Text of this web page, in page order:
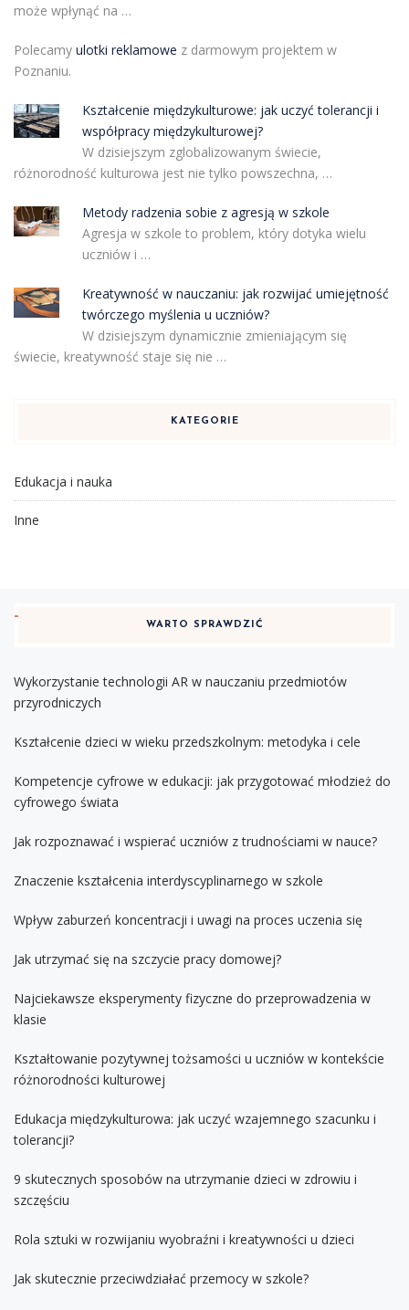
może wpłynąć na …
Polecamy ulotki reklamowe z darmowym projektem w
Poznaniu.
Kształcenie międzykulturowe: jak uczyć tolerancji i
współpracy międzykulturowej?
W dzisiejszym zglobalizowanym świecie,
różnorodność kulturowa jest nie tylko powszechna, …
Metody radzenia sobie z agresją w szkole
Agresja w szkole to problem, który dotyka wielu
uczniów i …
Kreatywność w nauczaniu: jak rozwijać umiejętność
twórczego myślenia u uczniów?
W dzisiejszym dynamicznie zmieniającym się
świecie, kreatywność staje się nie …
KATEGORIE
Edukacja i nauka
Inne
WARTO SPRAWDZIĆ
Wykorzystanie technologii AR w nauczaniu przedmiotów
przyrodniczych
Kształcenie dzieci w wieku przedszkolnym: metodyka i cele
Kompetencje cyfrowe w edukacji: jak przygotować młodzież do
cyfrowego świata
Jak rozpoznawać i wspierać uczniów z trudnościami w nauce?
Znaczenie kształcenia interdyscyplinarnego w szkole
Wpływ zaburzeń koncentracji i uwagi na proces uczenia się
Jak utrzymać się na szczycie pracy domowej?
Najciekawsze eksperymenty fizyczne do przeprowadzenia w
klasie
Kształtowanie pozytywnej tożsamości u uczniów w kontekście
różnorodności kulturowej
Edukacja międzykulturowa: jak uczyć wzajemnego szacunku i
tolerancji?
9 skutecznych sposobów na utrzymanie dzieci w zdrowiu i
szczęściu
Rola sztuki w rozwijaniu wyobraźni i kreatywności u dzieci
Jak skutecznie przeciwdziałać przemocy w szkole?